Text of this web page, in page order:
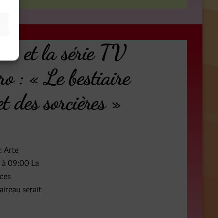
» et la série TV
: « Le bestiaire
des sorcières »
Arte
09:00 La
serait